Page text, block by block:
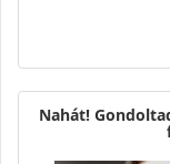
Nahát!